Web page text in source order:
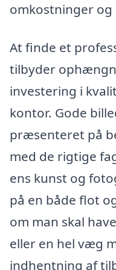
omkostninger og
At finde et
tilbyder
investering i
kontor. Gode
præsenteret på
med de rigtige
ens kunst og
på en både flot
om man skal
eller en hel væg
indhentning af